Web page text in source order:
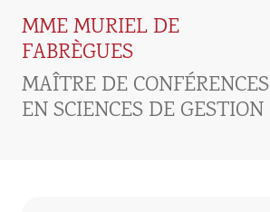
MME MURIEL DE
FABRÈGUES
MAÎTRE DE CONFÉRENCES
EN SCIENCES DE GESTION